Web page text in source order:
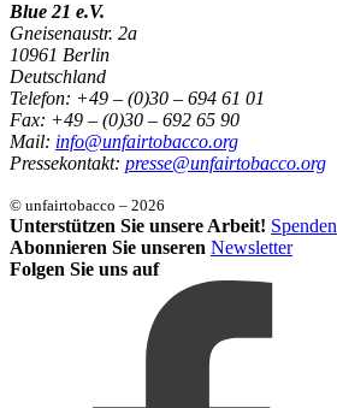
Blue 21 e.V.
Gneisenaustr. 2a
10961 Berlin
Deutschland
Telefon: +49 – (0)30 – 694 61 01
Fax: +49 – (0)30 – 692 65 90
Mail: info@unfairtobacco.org
Pressekontakt: presse@unfairtobacco.org
© unfairtobacco – 2026
Unterstützen Sie unsere Arbeit! Spenden
Abonnieren Sie unseren Newsletter
Folgen Sie uns auf